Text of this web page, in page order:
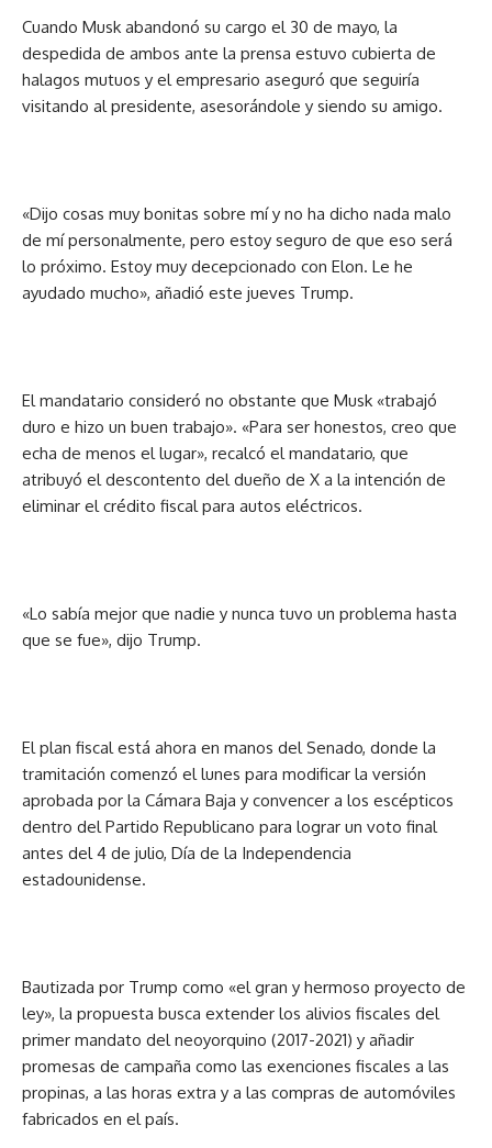
Cuando Musk abandonó su cargo el 30 de mayo, la
despedida de ambos ante la prensa estuvo cubierta de
halagos mutuos y el empresario aseguró que seguiría
visitando al presidente, asesorándole y siendo su amigo.
«Dijo cosas muy bonitas sobre mí y no ha dicho nada malo
de mí personalmente, pero estoy seguro de que eso será
lo próximo. Estoy muy decepcionado con Elon. Le he
ayudado mucho», añadió este jueves Trump.
El mandatario consideró no obstante que Musk «trabajó
duro e hizo un buen trabajo». «Para ser honestos, creo que
echa de menos el lugar», recalcó el mandatario, que
atribuyó el descontento del dueño de X a la intención de
eliminar el crédito fiscal para autos eléctricos.
«Lo sabía mejor que nadie y nunca tuvo un problema hasta
que se fue», dijo Trump.
El plan fiscal está ahora en manos del Senado, donde la
tramitación comenzó el lunes para modificar la versión
aprobada por la Cámara Baja y convencer a los escépticos
dentro del Partido Republicano para lograr un voto final
antes del 4 de julio, Día de la Independencia
estadounidense.
Bautizada por Trump como «el gran y hermoso proyecto de
ley», la propuesta busca extender los alivios fiscales del
primer mandato del neoyorquino (2017-2021) y añadir
promesas de campaña como las exenciones fiscales a las
propinas, a las horas extra y a las compras de automóviles
fabricados en el país.